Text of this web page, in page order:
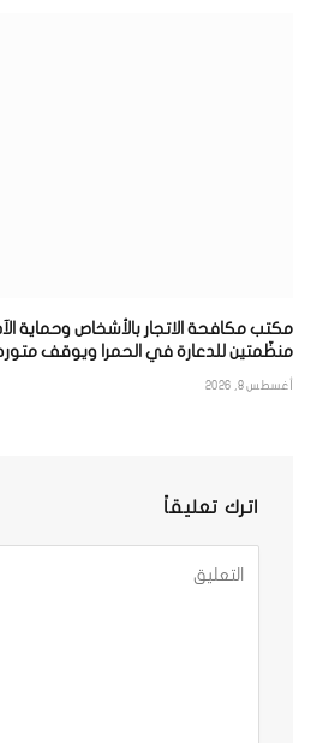
مكتب مكافحة الاتجار بالأشخاص وحماية
منظّمتين للدعارة في الحمرا ويوقف
أغسطس 8, 2026
اترك تعليقاً